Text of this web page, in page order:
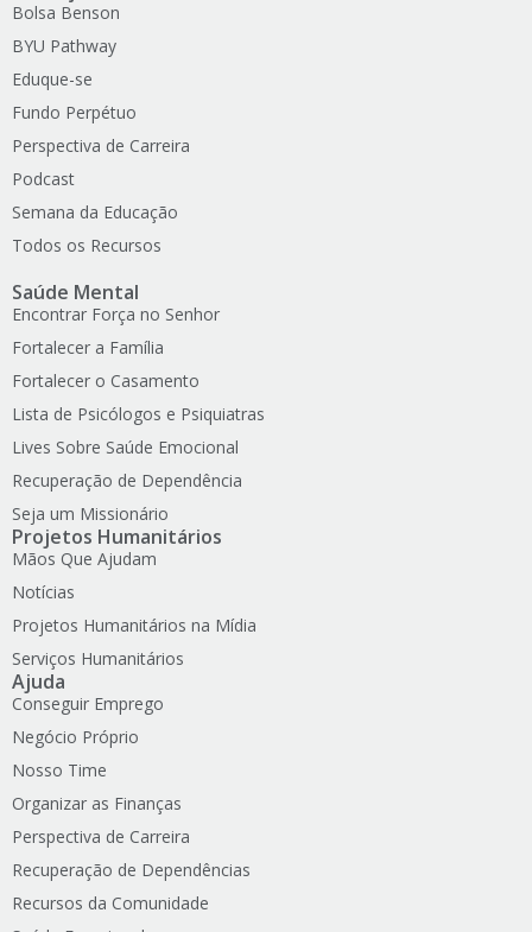
Bolsa Benson
BYU Pathway
Eduque-se
Fundo Perpétuo
Perspectiva de Carreira
Podcast
Semana da Educação
Todos os Recursos
Saúde Mental
Encontrar Força no Senhor
Fortalecer a Família
Fortalecer o Casamento
Lista de Psicólogos e Psiquiatras
Lives Sobre Saúde Emocional
Recuperação de Dependência
Seja um Missionário
Projetos Humanitários
Mãos Que Ajudam
Notícias
Projetos Humanitários na Mídia
Serviços Humanitários
Ajuda
Conseguir Emprego
Negócio Próprio
Nosso Time
Organizar as Finanças
Perspectiva de Carreira
Recuperação de Dependências
Recursos da Comunidade